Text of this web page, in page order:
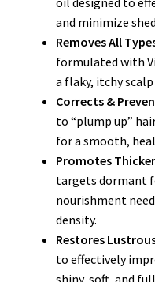
and minimize
Removes All
formulated with
a flaky, itchy
Corrects &
to “plump up”
for a smooth,
Promotes
targets dormant
nourishment
density.
Restores
to effectively